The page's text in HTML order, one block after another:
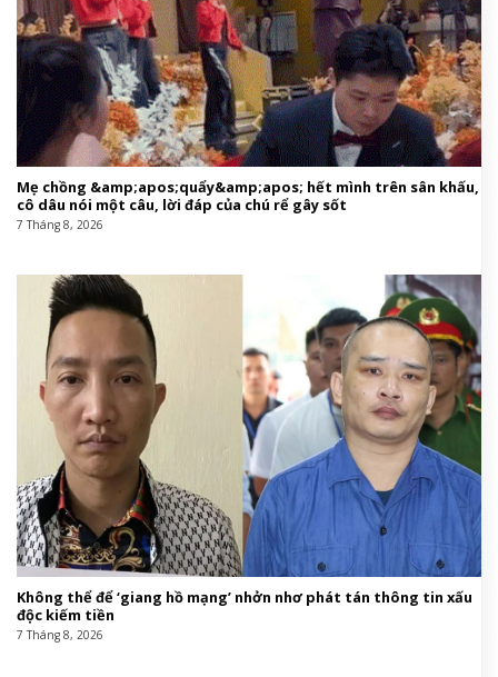
Mẹ chồng &amp;apos;quẩy&amp;apos; hết mình trên sân khấu,
cô dâu nói một câu, lời đáp của chú rể gây sốt
7 Tháng 8, 2026
Không thể để ‘giang hồ mạng’ nhởn nhơ phát tán thông tin xấu
độc kiếm tiền
7 Tháng 8, 2026